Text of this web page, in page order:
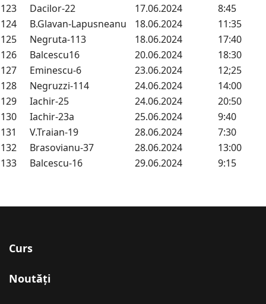
123
Dacilor-22 17.06.2024
8:45
124
B.Glavan-Lapusneanu 18.06.2024
11:35
125
Negruta-113 18.06.2024
17:40
126
Balcescu16 20.06.2024
18:30
127
Eminescu-6 23.06.2024
12;25
128
Negruzzi-114 24.06.2024
14:00
129
Iachir-25 24.06.2024
20:50
130
Iachir-23a 25.06.2024
9:40
131
V.Traian-19 28.06.2024
7:30
132
Brasovianu-37 28.06.2024
13:00
133
Balcescu-16 29.06.2024 9:15
Curs
Noutăți